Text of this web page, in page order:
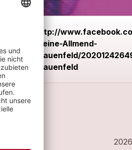
http://
Kleine-Allmend-
Frauenfeld/
Frauenfeld
2026